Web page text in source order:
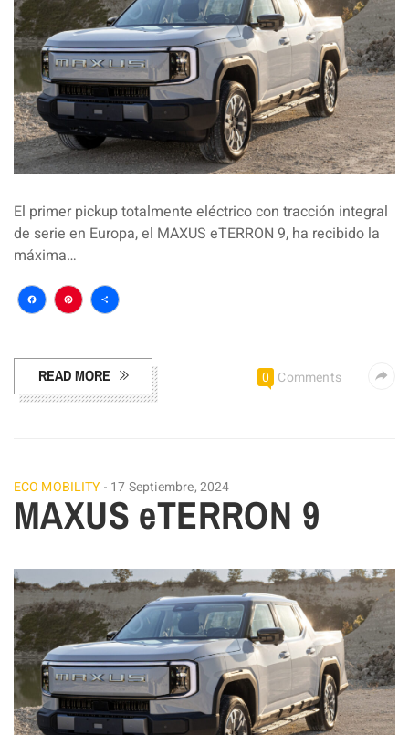
El primer pickup totalmente eléctrico con tracción integral
de serie en Europa, el MAXUS eTERRON 9, ha recibido la
máxima…
Facebook
Pinterest
Compartir
READ MORE 0 Comments
ECO MOBILITY 17 Septiembre, 2024
MAXUS eTERRON 9